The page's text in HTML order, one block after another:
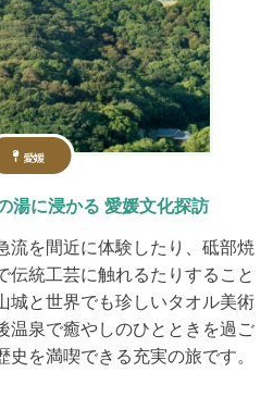
愛媛
湯に浸かる 愛媛文化探訪
流を間近に体験したり、砥部焼
伝統工芸に触れるたりすること
城と世界でも珍しいタオル美術
温泉で癒やしのひとときを過ご
を満喫できる充実の旅です。​